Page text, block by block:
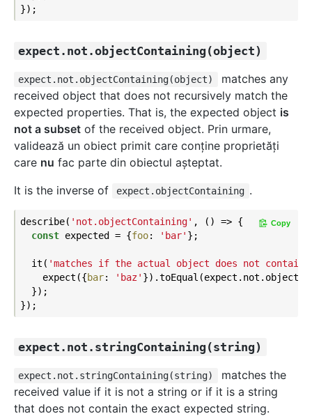
expect.not.objectContaining(object)
expect.not.objectContaining(object)
matches any
received object that does not recursively match the
expected properties. That is, the expected object is
not a subset of the received object. Prin urmare,
validează un obiect primit care conţine proprietăți
care nu fac parte din obiectul aşteptat.
It is the inverse of
expect.objectContaining .
describe( 'not.objectContaining' , () => {
const expected = {foo: 'bar' };
  it(
'matches if the actual object does not contain
    expect({
bar: 'baz'
  });
Copy
expect.not.stringContaining(string)
expect.not.stringContaining(string)
matches the
received value if it is not a string or if it is a string
that does not contain the exact expected string.